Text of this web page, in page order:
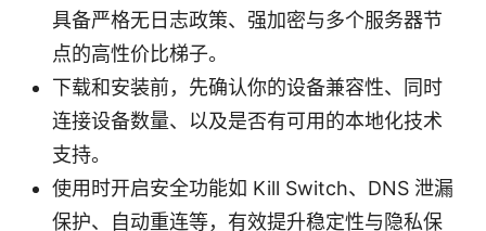
具备严格无日志政策、强加密与多个服务器节
点的高性价比梯子。
下载和安装前，先确认你的设备兼容性、同时
连接设备数量、以及是否有可用的本地化技术
支持。
使用时开启安全功能如 Kill Switch、DNS 泄漏
保护、自动重连等，有效提升稳定性与隐私保